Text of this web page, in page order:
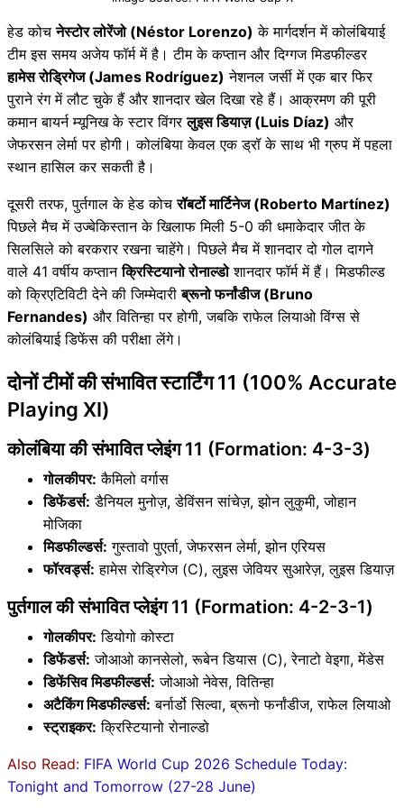
हेड कोचनेस्टोर लोरेंजो (Néstor Lorenzo) के मार्गदर्शन में कोलंबियाई
टीम इस समय अजेय फॉर्म में है। टीम के कप्तान और दिग्गज मिडफील्डर
हामेस रोड्रिगेज (James Rodríguez) नेशनल जर्सी में एक बार फिर
पुराने रंग में लौट चुके हैं और शानदार खेल दिखा रहे हैं। आक्रमण की पूरी
कमान बायर्न म्यूनिख के स्टार विंगरलुइस डियाज़ (Luis Díaz) और
जेफरसन लेर्मा पर होगी। कोलंबिया केवल एक ड्रॉ के साथ भी ग्रुप में पहला
स्थान हासिल कर सकती है।
दूसरी तरफ, पुर्तगाल के हेड कोचरॉबर्टो मार्टिनेज (Roberto Martínez)
पिछले मैच में उज्बेकिस्तान के खिलाफ मिली 5-0 की धमाकेदार जीत के
सिलसिले को बरकरार रखना चाहेंगे। पिछले मैच में शानदार दो गोल दागने
वाले 41 वर्षीय कप्तानक्रिस्टियानो रोनाल्डोशानदार फॉर्म में हैं। मिडफील्ड
को क्रिएटिविटी देने की जिम्मेदारीब्रूनो फर्नांडीज (Bruno
Fernandes) और वितिन्हा पर होगी, जबकि राफेल लियाओ विंग्स से
कोलंबियाई डिफेंस की परीक्षा लेंगे।
दोनों टीमों की संभावित स्टार्टिंग 11 (100% Accurate
Playing XI)
कोलंबिया की संभावित प्लेइंग 11 (Formation: 4-3-3)
गोलकीपर: कैमिलो वर्गास
डिफेंडर्स: डैनियल मुनोज़, डेविंसन सांचेज़, झोन लुकुमी, जोहान
मोजिका
मिडफील्डर्स: गुस्तावो पुएर्ता, जेफरसन लेर्मा, झोन एरियस
फॉरवर्ड्स: हामेस रोड्रिगेज (C), लुइस जेवियर सुआरेज़, लुइस डियाज़
पुर्तगाल की संभावित प्लेइंग 11 (Formation: 4-2-3-1)
गोलकीपर: डियोगो कोस्टा
डिफेंडर्स: जोआओ कानसेलो, रूबेन डियास (C), रेनाटो वेइगा, मेंडेस
डिफेंसिव मिडफील्डर्स: जोआओ नेवेस, वितिन्हा
अटैकिंग मिडफील्डर्स: बर्नार्डो सिल्वा, ब्रूनो फर्नांडीज, राफेल लियाओ
स्ट्राइकर: क्रिस्टियानो रोनाल्डो
Also Read: FIFA World Cup 2026 Schedule Today:
Tonight and Tomorrow (27-28 June)